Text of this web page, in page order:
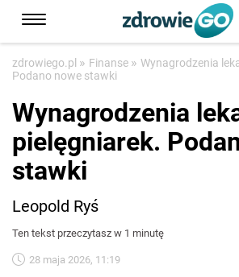
zdrowiego.pl » Finanse » Wynagrodzenia
Podano nowe stawki
Wynagrodzenia
pielęgniarek.
stawki
Leopold Ryś
Ten tekst przeczytasz w 1 minutę
28 maja 2026, 11:19